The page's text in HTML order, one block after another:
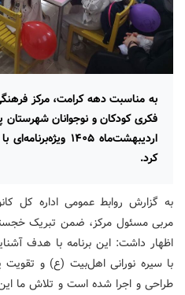
به مناسبت دهه کرامت، مرکز
فکری کودکان و نوجوانان
اردیبهشت‌ماه ۱۴۰۵
کرد.
به گزارش روابط عمومی اداره کل
مربی مسئول مرکز، ضمن تبریک
اظهار داشت: این برنامه با هدف
با سیره نورانی اهل‌بیت (ع) و تقویت
طراحی و اجرا شده است و تلاش ما